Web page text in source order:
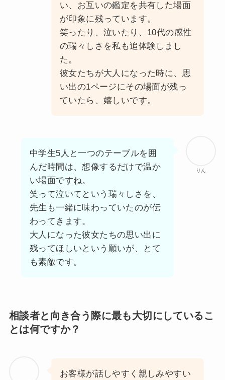
い、お互いの鑑定を共有した場面
が印象に残っています。
笑ったり、泣いたり、10代の感性
の瑞々しさを私も追体験しまし
た。
彼女たちが大人になった時に、思
い出の1ページにその場面が残っ
ていたら、嬉しいです。
りん
中学生5人と一つのテーブルを囲
んだ時間は、想像するだけで温か
い場面ですね。
笑って泣いてという瑞々しさを、
先生も一緒に味わっていたのが伝
わってきます。
大人になった彼女たちの思い出に
残ってほしいという願いが、とて
も素敵です。
相談者と向き合う際に最も大切にしているこ
とは何ですか？
お客様が話しやすく親しみやすい